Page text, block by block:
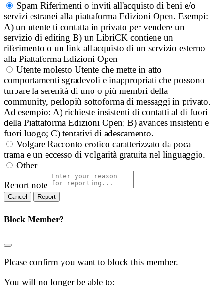
Spam Riferimenti o inviti all'acquisto di beni e/o
servizi estranei alla piattaforma Edizioni Open. Esempi:
A) un utente ti contatta in privato per vendere un
servizio di editing B) un LibriCK contiene un
riferimento o un link all'acquisto di un servizio esterno
alla Piattaforma Edizioni Open
Utente molesto Utente che mette in atto
comportamenti sgradevoli e inappropriati che possono
turbare la serenità di uno o più membri della
community, perlopiù sottoforma di messaggi in privato.
Ad esempio: A) richieste insistenti di contatti al di fuori
della Piattaforma Edizioni Open; B) avances insistenti e
fuori luogo; C) tentativi di adescamento.
Volgare Racconto erotico caratterizzato da poca
trama e un eccesso di volgarità gratuita nel linguaggio.
Other
Report note
Report
Block Member?
Please confirm you want to block this member.
You will no longer be able to: